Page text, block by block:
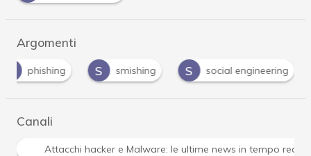
Argomenti
S
smishing S social engineering V vishing
Canali
Attacchi hacker e Malware: le ultime news in tempo